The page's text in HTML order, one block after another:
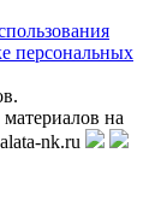
персональных
на
nk.ru